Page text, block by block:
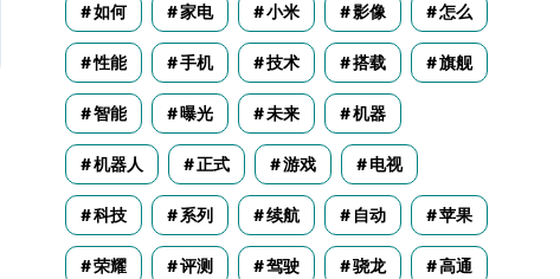
如何 家电 小米 影像 怎么
性能 手机 技术 搭载 旗舰
智能 曝光 未来 机器
机器人 正式 游戏 电视
科技 系列 续航 自动 苹果
荣耀 评测 驾驶 骁龙 高通